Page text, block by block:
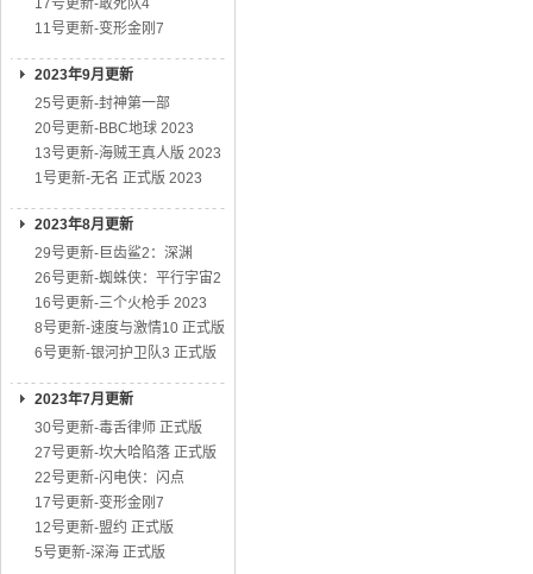
17号更新-敢死队4
11号更新-变形金刚7
2023年9月更新
25号更新-封神第一部
20号更新-BBC地球 2023
13号更新-海贼王真人版 2023
1号更新-无名 正式版 2023
2023年8月更新
29号更新-巨齿鲨2：深渊
26号更新-蜘蛛侠：平行宇宙2
16号更新-三个火枪手 2023
8号更新-速度与激情10 正式版
6号更新-银河护卫队3 正式版
2023年7月更新
30号更新-毒舌律师 正式版
27号更新-坎大哈陷落 正式版
22号更新-闪电侠：闪点
17号更新-变形金刚7
12号更新-盟约 正式版
5号更新-深海 正式版